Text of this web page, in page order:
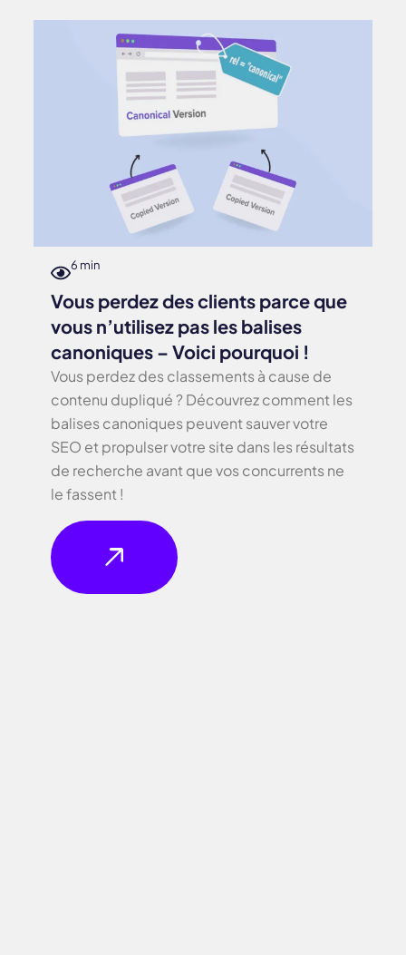
6 min
Vous perdez des clients parce que
vous n’utilisez pas les balises
canoniques – Voici pourquoi !
Vous perdez des classements à cause de
contenu dupliqué ? Découvrez comment les
balises canoniques peuvent sauver votre
SEO et propulser votre site dans les résultats
de recherche avant que vos concurrents ne
le fassent !